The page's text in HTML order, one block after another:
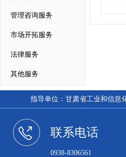
管理咨询服务
市场开拓服务
法律服务
其他服务
指导单位：甘肃省工业和信
联系电话
0938-8306561